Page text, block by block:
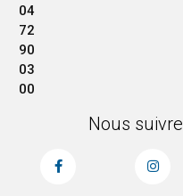
04
72
90
03
00
Nous suivre